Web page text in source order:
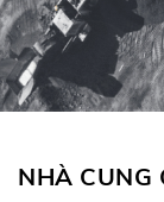
NHÀ CUNG